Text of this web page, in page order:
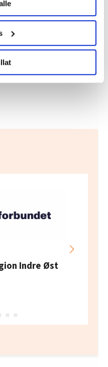
velge hvordan de skal
eller trekke tilbake ditt
hk-nytt.no
(cookies) for å
brukt slik at vi tilby
og utarbeide
Disse er angitt i
siden.
staten og
tilknytning.
Indre Øst